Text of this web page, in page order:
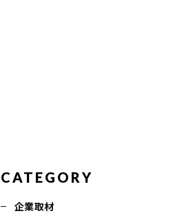
CATEGORY
企業取材